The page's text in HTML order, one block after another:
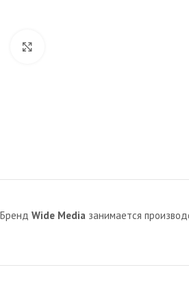
Бренд Wide Media занимается